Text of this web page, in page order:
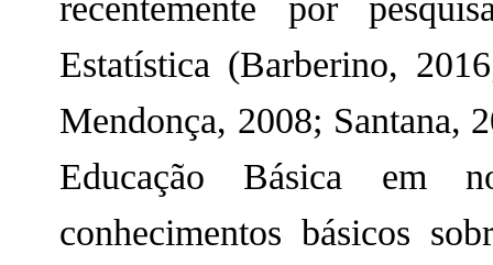
Estatística (Barberino,
Mendonça, 2008; Santana,
Educação Básica em
conhecimentos básicos